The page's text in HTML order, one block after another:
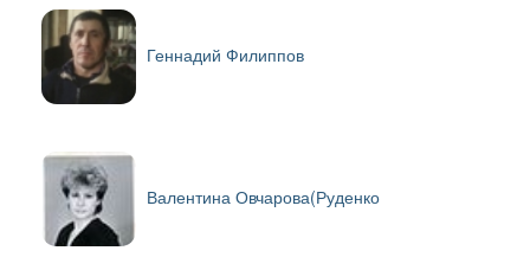
Геннадий Филиппов
Валентина Овчарова(Руденко